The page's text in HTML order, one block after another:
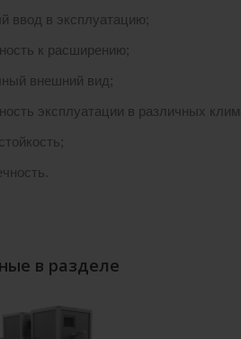
ввод в эксплуатацию;
к расширению;
внешний вид;
эксплуатации в различных
в разделе